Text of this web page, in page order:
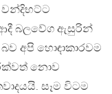
ආදී බලවේග ඇසුරින්
බව අපි හොඳාකාරවම
නොව
සෑම විටම